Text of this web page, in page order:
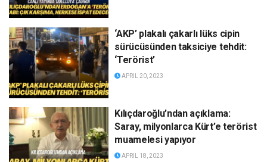
‘AKP’ plakalı çakarlı lüks cipin
sürücüsünden taksiciye tehdit:
‘Terörist’
APRIL 20, 2023
Kılıçdaroğlu’ndan açıklama:
Saray, milyonlarca Kürt’e terörist
muamelesi yapıyor
APRIL 18, 2023